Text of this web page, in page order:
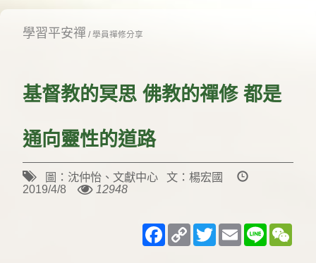
學習平安禪/學員禪修分享
基督教的冥思 佛教的禪修 都是
通向靈性的道路
圖：沈仲怡、文獻中心 文：楊宏國
2019/4/8
12948
Facebook
Copy
Link
TwitterEmailLine